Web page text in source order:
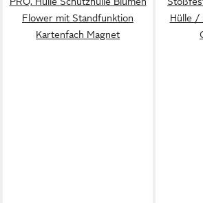
Flower mit Standfunktion
Kartenfach Magnet
Hülle /